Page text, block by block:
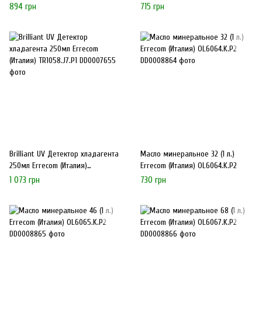
894 грн 715 грн
Brilliant UV Детектор хладагента
250мл Errecom (Италия)
TR1058.J7.P1
1 073 грн
Масло минеральное 32 (1 л.)
Errecom (Италия) OL6064.K.P2
730 грн